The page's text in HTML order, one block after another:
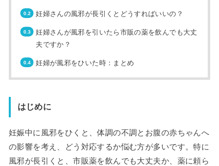
妊婦さんの風邪が長引くとどうすればいいの？
妊婦さんが風邪を引いたら市販の薬を飲んでも大丈
夫ですか？
妊婦が風邪をひいた時：まとめ
はじめに
妊娠中に風邪をひくと、体調の不調とお腹の赤ちゃんへ
の影響を考え、どう対応するか悩む方が多いです。特に
風邪が長引くと、市販薬を飲んでも大丈夫か、薬に頼ら